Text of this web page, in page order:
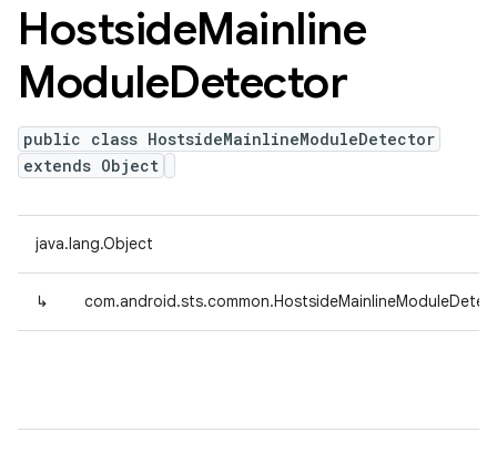
HostsideMainline
ModuleDetector
public class HostsideMainlineModuleDetector
extends Object
java.lang.Object
↳